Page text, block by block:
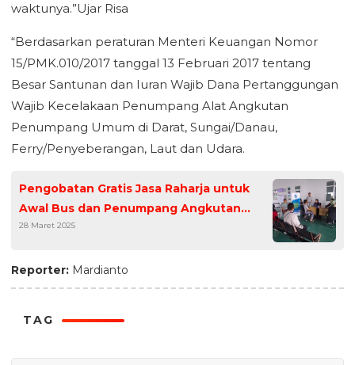
waktunya.”Ujar Risa
“Berdasarkan peraturan Menteri Keuangan Nomor
15/PMK.010/2017 tanggal 13 Februari 2017 tentang
Besar Santunan dan Iuran Wajib Dana Pertanggungan
Wajib Kecelakaan Penumpang Alat Angkutan
Penumpang Umum di Darat, Sungai/Danau,
Ferry/Penyeberangan, Laut dan Udara.
Pengobatan Gratis Jasa Raharja untuk
Awal Bus dan Penumpang Angkutan
Umum di Terminal Pondok Cabe
28 Maret 2025
Reporter: Mardianto
TAG